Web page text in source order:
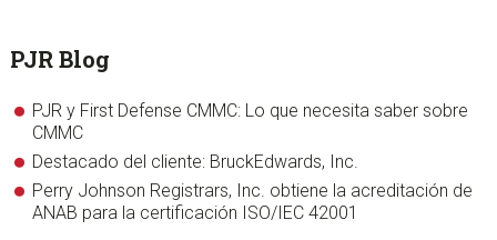
PJR Blog
PJR y First Defense CMMC: Lo que necesita saber sobre
CMMC
Destacado del cliente: BruckEdwards, Inc.
Perry Johnson Registrars, Inc. obtiene la acreditación de
ANAB para la certificación ISO/IEC 42001